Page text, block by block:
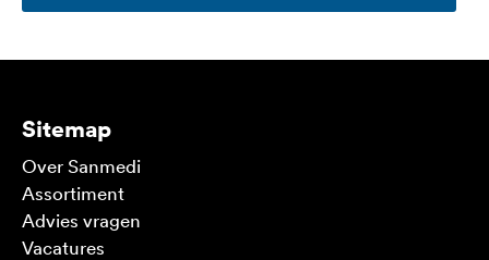
Sitemap
Over Sanmedi
Assortiment
Advies vragen
Vacatures